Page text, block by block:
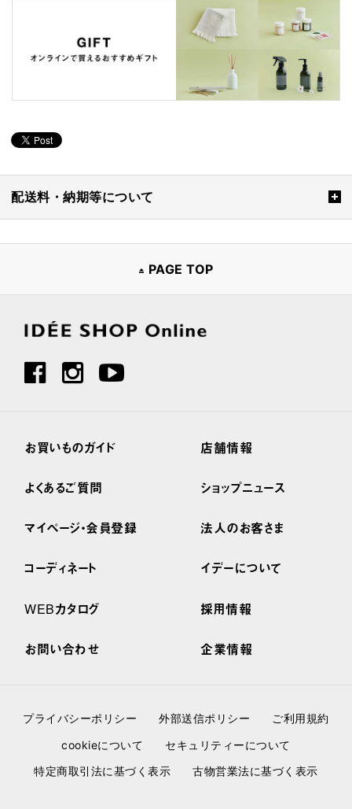
配送料・納期等について
PAGE TOP
お買いものガイド
よくあるご質問
マイページ・会員登録
コーディネート
WEBカタログ
お問い合わせ
店舗情報
ショップニュース
法人のお客さま
イデーについて
採用情報
企業情報
プライバシーポリシー 外部送信ポリシー
ご利用規約
cookieについて
セキュリティーについて
特定商取引法に基づく表示
古物営業法に基づく表示